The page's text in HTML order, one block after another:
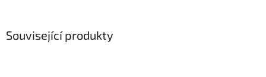
Související produkty